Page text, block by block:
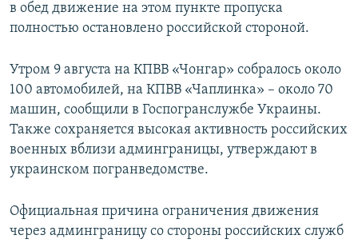
в обед движение на этом пункте пропуска
полностью остановлено российской стороной.
Утром 9 августа на КПВВ «Чонгар» собралось около
100 автомобилей, на КПВВ «Чаплинка» – около 70
машин, сообщили в Госпогранслужбе Украины.
Также сохраняется высокая активность российских
военных вблизи админграницы, утверждают в
украинском погранведомстве.
Официальная причина ограничения движения
через админграницу со стороны российских служб